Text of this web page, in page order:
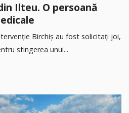
Ilteu. O persoană
Birchiș au fost solicitați joi,
stingerea unui...